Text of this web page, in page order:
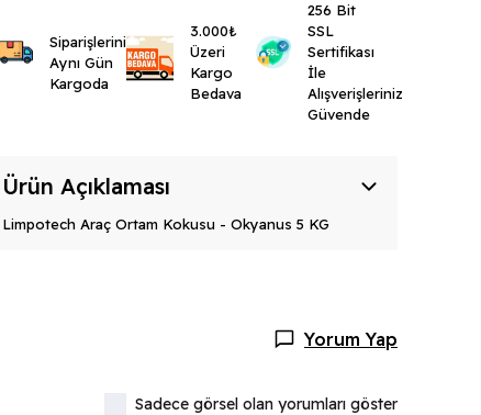
Siparişleriniz
Aynı Gün
Kargoda
3.000₺
Üzeri
Kargo
Bedava
256 Bit
SSL
Sertifikası
İle
Alışverişleriniz
Güvende
Ürün Açıklaması
Limpotech Araç Ortam Kokusu - Okyanus 5 KG
Yorum Yap
Sadece görsel olan yorumları göster